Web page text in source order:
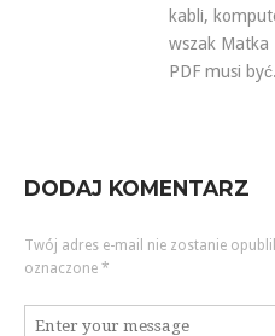
kabli,
wszak Matka
PDF musi
DODAJ KOMENTARZ
Twój adres e-mail nie zostanie
oznaczone *
Komentarz